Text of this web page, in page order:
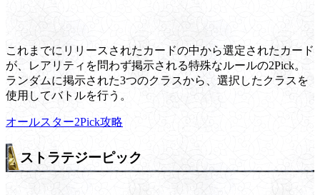
これまでにリリースされたカードの中から選定されたカード
が、レアリティを問わず掲示される特殊なルールの2Pick。
ランダムに掲示された3つのクラスから、選択したクラスを
使用してバトルを行う。
オールスター2Pick攻略
ストラテジーピック